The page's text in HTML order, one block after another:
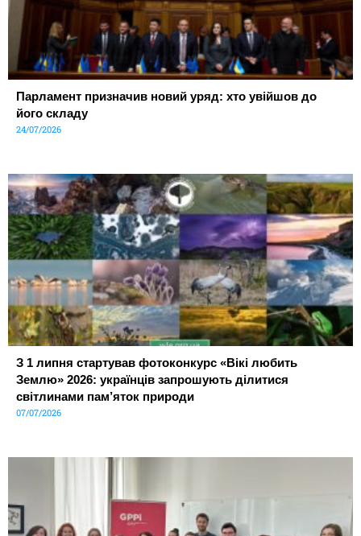
Парламент призначив новий уряд: хто увійшов до
його складу
24/07/2026
З 1 липня стартував фотоконкурс «Вікі любить
Землю» 2026: українців запрошують ділитися
світлинами пам’яток природи
07/07/2026